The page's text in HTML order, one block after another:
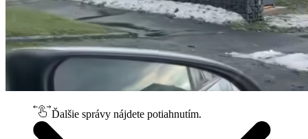
Ďalšie správy nájdete potiahnutím.